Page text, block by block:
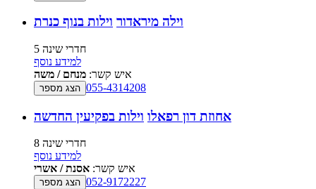
וילה מיראדור וילות בנוף כנרת
5 חדרי שינה
למידע נוסף
איש קשר: מנחם / משה
הצג מספר 055-4314208
אחוזת דון רפאלו וילות בפקיעין החדשה
8 חדרי שינה
למידע נוסף
איש קשר: אסנת / אשרי
הצג מספר 052-9172227